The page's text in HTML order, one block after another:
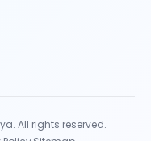
All rights reserved.